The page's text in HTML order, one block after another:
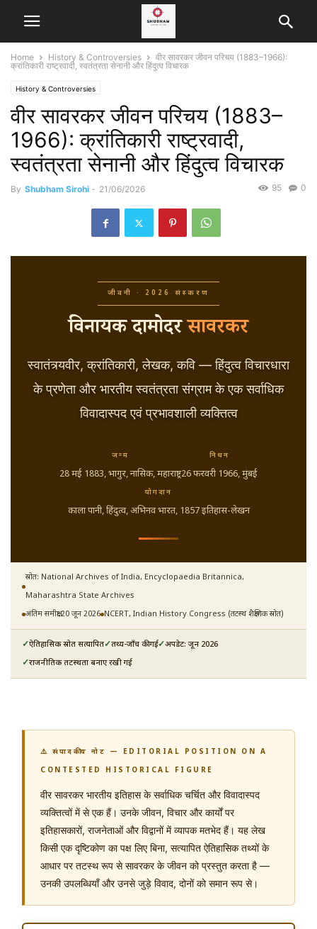
Home History & Controversies
वीर सावरकर जीवन परिचय (1883–1966):
क्रांतिकारी राष्ट्रवादी, स्वतंत्रता सेनानी और हिंदुत्व विचारक
History & Controversies
वीर सावरकर जीवन परिचय (1883–
1966): क्रांतिकारी राष्ट्रवादी,
स्वतंत्रता सेनानी और हिंदुत्व विचारक
By Shubham Sirohi - 21/06/2026 0
95
जीवनी · 2026 संस्करण
विनायक दामोदरसावरकर
स्वातंत्र्यवीर, क्रांतिकारी, लेखक, कवि — हिंदुत्व विचारधारा
के प्रणेता और भारतीय स्वतंत्रता संग्राम के एक सर्वाधिक
विवादास्पद एवं प्रभावशाली व्यक्तित्व
जन्म
28 मई 1883, भागुर, नासिक, महाराष्ट्र
निधन
26 फरवरी 1966, मुंबई
योगदान
काला पानी, हिंदुत्व, अभिनव भारत, 1857 इतिहास-लेखन
स्रोत: National Archives of India, Encyclopaedia Britannica,
Maharashtra State Archives
अंतिम समीक्षा:20 जून 2026 NCERT, Indian History Congress (तटस्थ शैक्षणिक स्रोत)
ऐतिहासिक स्रोत सत्यापित तथ्य-जाँच की गई
अपडेट: जून 2026
राजनीतिक तटस्थता बनाए रखी गई
⚠️ संपादकीय नोट — EDITORIAL POSITION ON A
CONTESTED HISTORICAL FIGURE
वीर सावरकर भारतीय इतिहास के सर्वाधिक चर्चित और विवादास्पद
व्यक्तित्वों में से एक हैं। उनके जीवन, विचार और कार्यों पर
इतिहासकारों, राजनेताओं और विद्वानों में व्यापक मतभेद हैं। यह लेख
किसी एक दृष्टिकोण का पक्ष लिए बिना, सत्यापित ऐतिहासिक तथ्यों के
आधार पर तटस्थ रूप से सावरकर के जीवन को प्रस्तुत करता है —
उनकी उपलब्धियाँ और उनसे जुड़े विवाद, दोनों को समान रूप से।